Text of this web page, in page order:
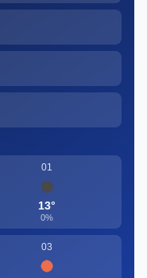
01
13°
0%
03